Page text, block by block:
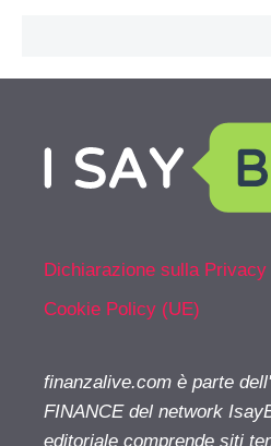
Dichiarazione sulla Privacy
Cookie Policy (UE)
finanzalive.com è parte
FINANCE del network
editoriale comprende siti